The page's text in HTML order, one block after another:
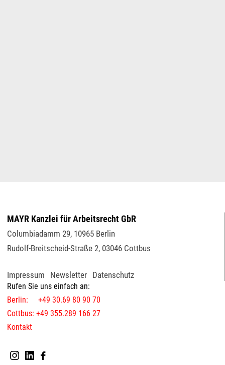
MAYR Kanzlei für Arbeitsrecht GbR
Columbiadamm 29, 10965 Berlin
Rudolf-Breitscheid-Straße 2, 03046 Cottbus
Impressum Newsletter Datenschutz
Rufen Sie uns einfach an:
Berlin: +49 30.69 80 90 70
Cottbus: +49 355.289 166 27
Kontakt